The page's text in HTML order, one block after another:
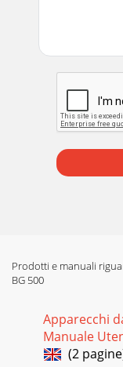
Prodotti e manuali
BG 500
Apparecchi
Manuale
(2